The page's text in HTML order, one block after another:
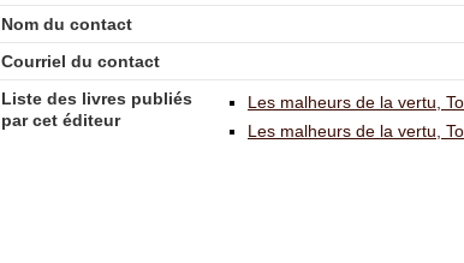
Nom du contact
Courriel du contact
Liste des livres publiés
par cet éditeur
Les malheurs de la vertu,
Les malheurs de la vertu,